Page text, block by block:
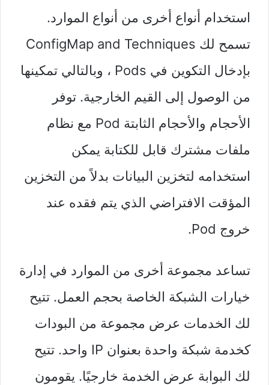
استخدام أنواع أخرى من أنواع الموارد.
تسمح لك ConfigMap and Techniques
بإدخال التكوين في Pods ، وبالتالي تمكينها
من الوصول إلى القيم الخارجية. توفر
الأحجام والأحجام الثابتة Pod مع نظام
ملفات مشترك قابل للكتابة يمكن
استخدامه لتخزين البيانات بدلاً من التخزين
المؤقت الافتراضي الذي يتم فقده عند
خروج Pod.
تساعد مجموعة أخرى من الموارد في إدارة
خيارات الشبكة الخاصة بحجم العمل. تتيح
لك الخدمات عرض مجموعة من البودات
كخدمة شبكة واحدة بعنوان IP واحد. تتيح
لك البوابة عرض الخدمة خارجيًا. يقومون